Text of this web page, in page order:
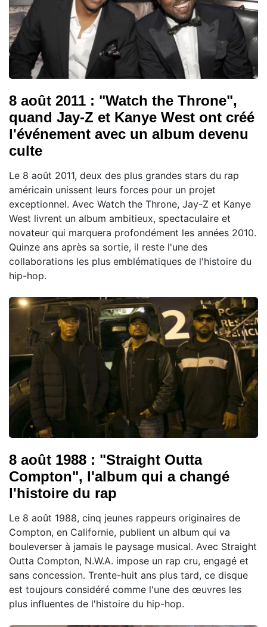
8 août 2011 : "Watch the Throne",
quand Jay-Z et Kanye West ont créé
l'événement avec un album devenu
culte
Le 8 août 2011, deux des plus grandes stars du rap
américain unissent leurs forces pour un projet
exceptionnel. Avec Watch the Throne, Jay-Z et Kanye
West livrent un album ambitieux, spectaculaire et
novateur qui marquera profondément les années 2010.
Quinze ans après sa sortie, il reste l'une des
collaborations les plus emblématiques de l'histoire du
hip-hop.
8 août 1988 : "Straight Outta
Compton", l'album qui a changé
l'histoire du rap
Le 8 août 1988, cinq jeunes rappeurs originaires de
Compton, en Californie, publient un album qui va
bouleverser à jamais le paysage musical. Avec Straight
Outta Compton, N.W.A. impose un rap cru, engagé et
sans concession. Trente-huit ans plus tard, ce disque
est toujours considéré comme l'une des œuvres les
plus influentes de l'histoire du hip-hop.